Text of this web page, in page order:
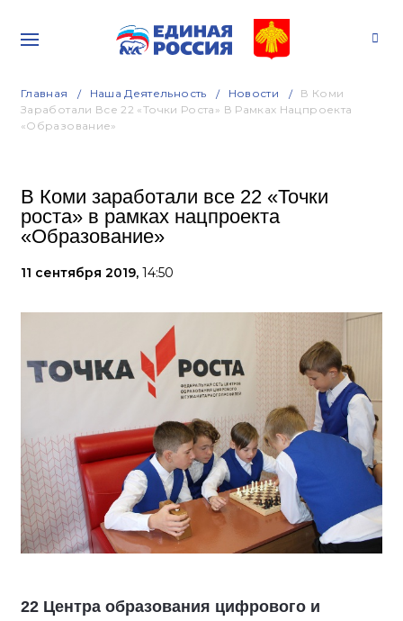
Главная Наша Деятельность Новости
В Коми
Заработали Все 22 «Точки Роста» В Рамках Нацпроекта
«Образование»
В Коми заработали все 22 «Точки
роста» в рамках нацпроекта
«Образование»
11 сентября 2019, 14:50
22 Центра образования цифрового и